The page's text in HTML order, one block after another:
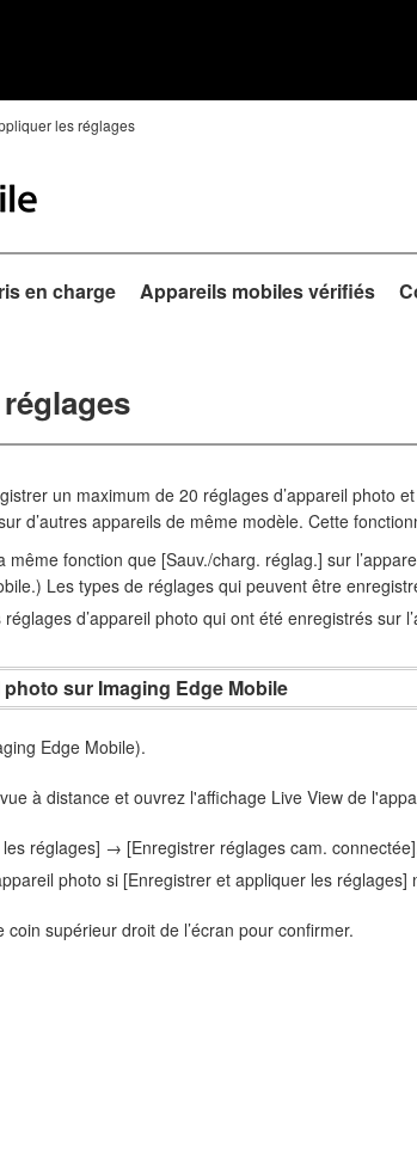
les réglages
en charge Appareils mobiles vérifiés
un maximum de 20 réglages d’appareil photo
d’autres appareils de même modèle. Cette
fonction que [Sauv./charg. réglag.] sur
Les types de réglages qui peuvent être
d’appareil photo qui ont été enregistrés sur
sur Imaging Edge Mobile
Edge Mobile).
à distance et ouvrez l'affichage Live View de
réglages] → [Enregistrer réglages cam.
photo si [Enregistrer et appliquer les réglages]
supérieur droit de l’écran pour confirmer.